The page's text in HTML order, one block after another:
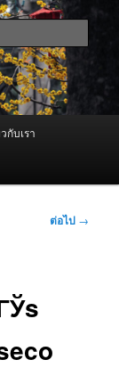
Best
อะไหล่
ริงใจ
กับเรา
ต่อไป →